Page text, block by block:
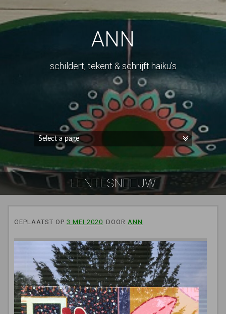
ANN
schildert, tekent & schrijft haiku's
LENTESNEEUW
GEPLAATST OP 3 MEI 2020 DOOR ANN